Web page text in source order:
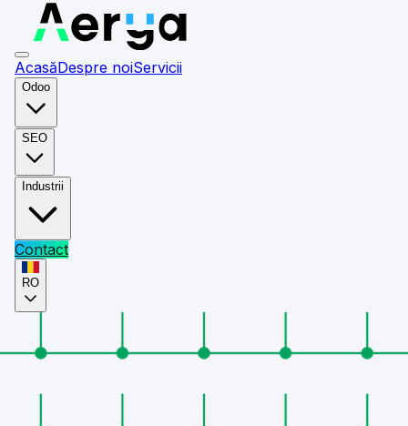
AcasăDespre noiServicii
Odoo
SEO
Industrii
Contact
RO